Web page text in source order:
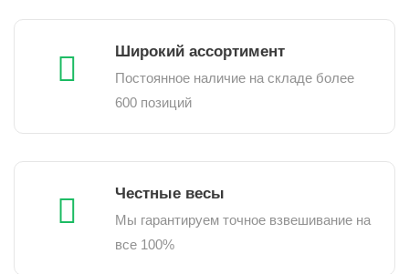
Широкий ассортимент
Постоянное наличие на складе более
600 позиций
Честные весы
Мы гарантируем точное взвешивание на
все 100%